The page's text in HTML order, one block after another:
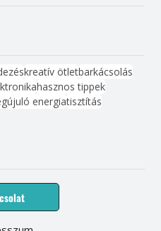
kreatív ötletbarkácsolás
hasznos tippek
energiatisztítás